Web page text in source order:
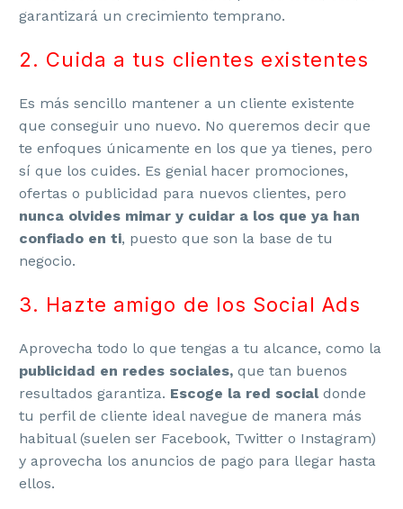
garantizará un crecimiento temprano.
2. Cuida a tus clientes existentes
Es más sencillo mantener a un cliente existente
que conseguir uno nuevo. No queremos decir que
te enfoques únicamente en los que ya tienes, pero
sí que los cuides. Es genial hacer promociones,
ofertas o publicidad para nuevos clientes, pero
nunca olvides mimar y cuidar a los que ya han
confiado en ti, puesto que son la base de tu
negocio.
3. Hazte amigo de los Social Ads
Aprovecha todo lo que tengas a tu alcance, como la
publicidad en redes sociales, que tan buenos
resultados garantiza. Escoge la red socialdonde
tu perfil de cliente ideal navegue de manera más
habitual (suelen ser Facebook, Twitter o Instagram)
y aprovecha los anuncios de pago para llegar hasta
ellos.